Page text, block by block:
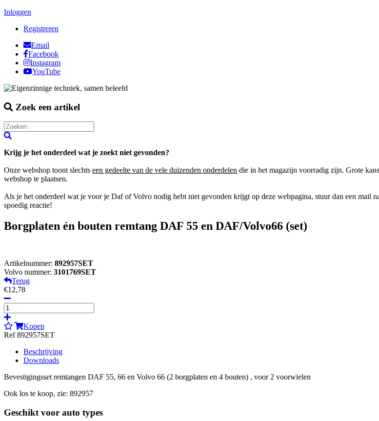
Inloggen
Registreren
Email
Facebook
Instagram
YouTube
Zoek een artikel
Krijg je het onderdeel wat je zoekt niet gevonden?
Onze webshop toont slechts een gedeelte van de vele duizenden onderdelen die in het magazijn voorradig zijn. Grote
webshop te plaatsen.
Als je het onderdeel wat je voor je Daf of Volvo nodig hebt niet gevonden krijgt op deze webpagina, stuur dan een mail
spoedig reactie!
Borgplaten én bouten remtang DAF 55 en DAF/Volvo66 (set)
Artikelnummer: 892957SET
Volvo nummer: 3101769SET
Terug
€12,78
Kopen
Ref 892957SET
Beschrijving
Downloads
Bevestigingsset remtangen DAF 55, 66 en Volvo 66 (2 borgplaten en 4 bouten) , voor 2 voorwielen
Ook los te koop, zie: 892957
Geschikt voor auto types